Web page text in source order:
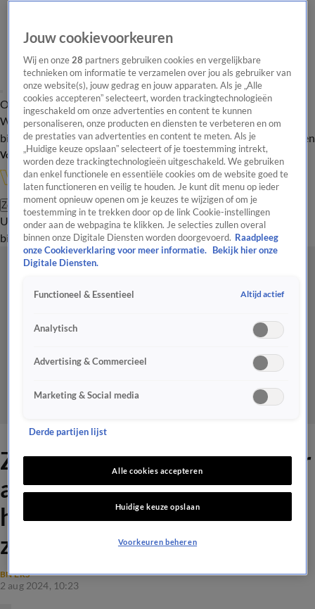
Overzicht Onze programma's Uitzendingen Onze gezichten
In de
WandelgangenInterviewsUitzending
bijwonenPodcastShopVeelgestelde vragenKijkersvraag insturen
Volg Vandaag Inside
Zoeken
UitzendingenVandaag InsideDe OranjezomerShopUitzending
bijwonen
Zieke Martijn Krabbé is weer
aan het werk: 'Ik vond het
heel bijzonder om hem te
zien'
BN'ERS
2 aug 2024, 10:23
Jouw cookievoorkeuren
Wij en onze28 partners gebruiken cookies en vergelijkbare
technieken om informatie te verzamelen over jou als gebruiker van
onze website(s), jouw gedrag en jouw apparaten. Als je „Alle
cookies accepteren” selecteert, worden trackingtechnologieën
ingeschakeld om onze advertenties en content te kunnen
personaliseren, onze producten en diensten te verbeteren en om
de prestaties van advertenties en content te meten. Als je
„Huidige keuze opslaan” selecteert of je toestemming intrekt,
worden deze trackingtechnologieën uitgeschakeld. We gebruiken
dan enkel functionele en essentiële cookies om de website goed te
laten functioneren en veilig te houden. Je kunt dit menu op ieder
moment opnieuw openen om je keuzes te wijzigen of om je
toestemming in te trekken door op de link Cookie-instellingen
onder aan de webpagina te klikken. Je selecties zullen overal
binnen onze Digitale Diensten worden doorgevoerd. Raadpleeg
onze Cookieverklaring voor meer informatie.
Bekijk hier onze
Digitale Diensten.
Functioneel & Essentieel Altijd actief
Analytisch
Advertising & Commercieel
Marketing & Social media
Derde partijen lijst
Alle cookies accepteren
Huidige keuze opslaan
Voorkeuren beheren